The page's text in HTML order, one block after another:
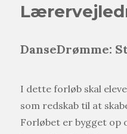
DanseDrømme:
I dette forløb skal
som redskab til at
Forløbet er bygget op